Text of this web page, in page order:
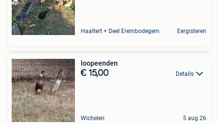
Haaltert + Deel Erembodegem Eergisteren
loopeenden
€ 15,00 Details
Wichelen 5 aug 26